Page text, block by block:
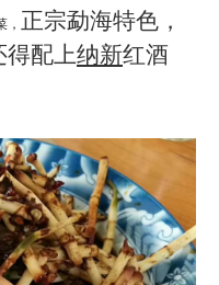
， 正宗勐海特色，
配上纳新红酒